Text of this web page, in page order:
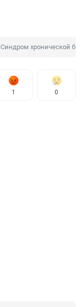
Синдром хронической
1 0